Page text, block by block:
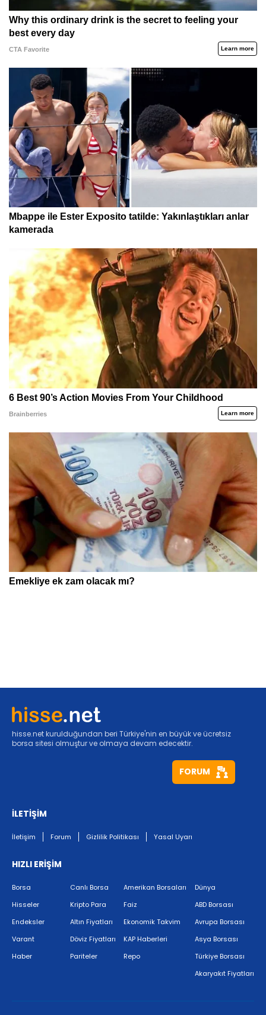
hisse.net kurulduğundan beri Türkiye'nin en büyük ve ücretsiz
borsa sitesi olmuştur ve olmaya devam edecektir.
FORUM
İLETİŞİM
İletişim Forum Gizlilik Politikası Yasal Uyarı
HIZLI ERİŞİM
Borsa
Hisseler
Endeksler
Varant
Haber
Canlı Borsa
Kripto Para
Altın Fiyatları
Döviz Fiyatları
Pariteler
Amerikan Borsaları
Faiz
Ekonomik Takvim
KAP Haberleri
Repo
Dünya
ABD Borsası
Avrupa Borsası
Asya Borsası
Türkiye Borsası
Akaryakıt Fiyatları